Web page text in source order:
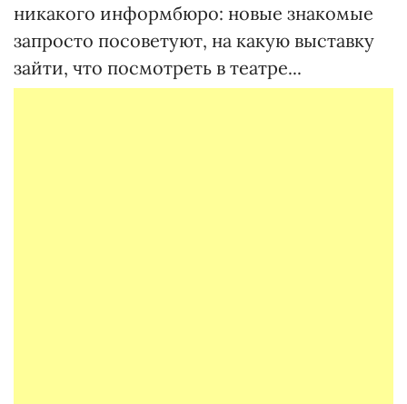
никакого информбюро: новые знакомые
запросто посоветуют, на какую выставку
зайти, что посмотреть в театре...